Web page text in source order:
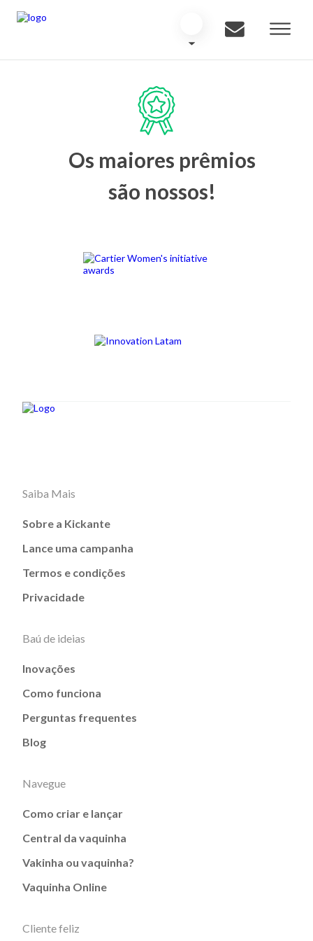
Os maiores prêmios
são nossos!
Saiba Mais
Sobre a Kickante
Lance uma campanha
Termos e condições
Privacidade
Baú de ideias
Inovações
Como funciona
Perguntas frequentes
Blog
Navegue
Como criar e lançar
Central da vaquinha
Vakinha ou vaquinha?
Vaquinha Online
Cliente feliz